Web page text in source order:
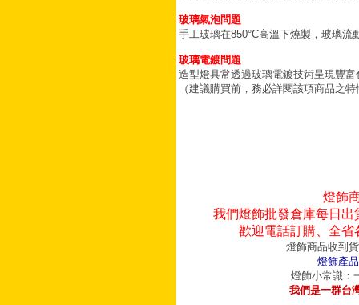
玻璃氣泡問題
手工玻璃在850°C高溫下燒製，玻璃
玻璃電鍍問題
造型燈具常透過玻璃電鍍技術呈現豐
（建議購買前，務必詳閱該項商品之
燈飾
我們燈飾批發倉庫每日
歡迎電話訂購、全
燈飾商品收到
燈飾產
燈飾小常識：
我們是一群台